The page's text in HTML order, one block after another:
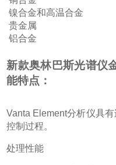
镍合金和高温合金
贵金属
铝合金
新款奥林巴斯光谱仪
能特点：
Vanta Element分析仪具
控制过程。
处理性能